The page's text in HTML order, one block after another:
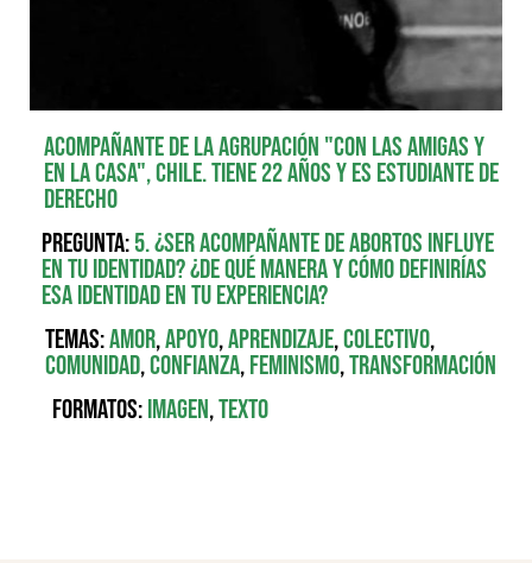
Acompañante de la agrupación "Con las Amigas y
en la Casa", Chile. Tiene 22 años y es estudiante de
derecho
Pregunta:5. ¿Ser acompañante de abortos influye
en tu identidad? ¿De qué manera y cómo definirías
esa identidad en tu experiencia?
Temas:Amor,Apoyo,Aprendizaje,Colectivo,
Comunidad,Confianza,Feminismo,Transformación
Formatos:Imagen,Texto